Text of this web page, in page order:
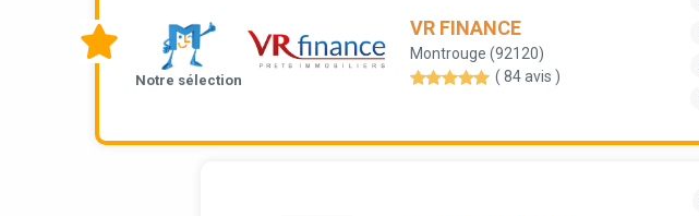
Notre sélection
VR FINANCE
Montrouge (92120)
( 84 avis )